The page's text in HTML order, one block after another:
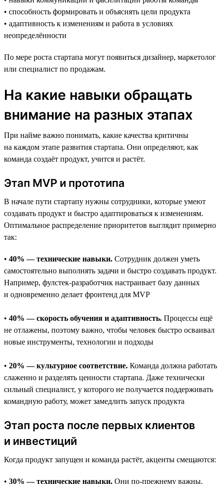
• способность формировать и объяснять цели продукта
• адаптивность к изменениям и работа в условиях
неопределённости
По мере роста стартапа могут появиться дизайнер, маркетолог
или специалист по продажам.
На какие навыки обращать
внимание на разных этапах
При найме важно понимать, какие качества критичны
на каждом этапе развития стартапа. Они определяют, как
команда создаёт продукт, учится и растёт.
Этап MVP и прототипа
В начале пути стартапу нужны сотрудники, которые умеют
создавать продукт и быстро адаптироваться к изменениям.
Оптимальное распределение приоритетов выглядит примерно
так:
• 40% — технические навыки. Сотрудник должен уметь
самостоятельно выполнять задачи и быстро создавать продукт.
Например, фулстек-разработчик настраивает базу данных
и одновременно делает фронтенд для MVP
• 40% — скорость обучения и адаптивность. Процессы ещё
не отлажены, поэтому важно, чтобы человек быстро осваивал
новые инструменты, технологии и подходы
• 20% — культурное соответствие. Команда должна работать
слаженно и разделять ценности стартапа. Даже технически
сильный специалист, у которого не получается поддерживать
командную работу, может замедлить запуск продукта
Этап роста после первых клиентов
и инвестиций
Когда продукт запущен и команда растёт, акценты смещаются:
• 30% — технические навыки. Они по-прежнему важны,